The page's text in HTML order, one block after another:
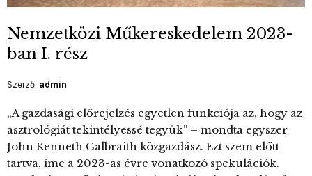
Nemzetközi Műkereskedelem 2023-
ban I. rész
Szerző: admin
„A gazdasági előrejelzés egyetlen funkciója az, hogy az
asztrológiát tekintélyessé tegyük” – mondta egyszer
John Kenneth Galbraith közgazdász. Ezt szem előtt
tartva, íme a 2023-as évre vonatkozó spekulációk.